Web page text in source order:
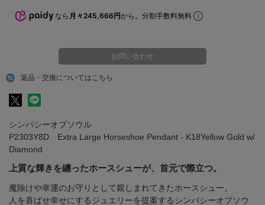
なら 月々245,666円から。分割手数料無料
返品・交換についてはこちら
お問い合わせ
シンパシーオブソウル
P2303Y8D Extra Large Horseshoe Pendant - K18Yellow Gold w/
Diamond
上質な輝きを纏ったホースシューが、首元で際立つ。
魔除けや幸運のお守りとして親しまれてきたホースシュー。
人を喜ばせ幸せにするジュエリーを提案するシンパシーオブソウ